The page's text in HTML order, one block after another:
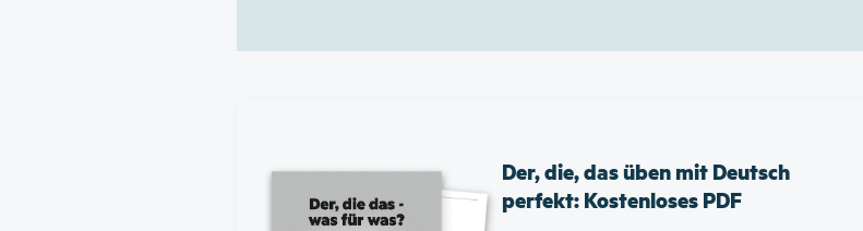
Der, die, das üben mit Deutsch
perfekt: Kostenloses PDF